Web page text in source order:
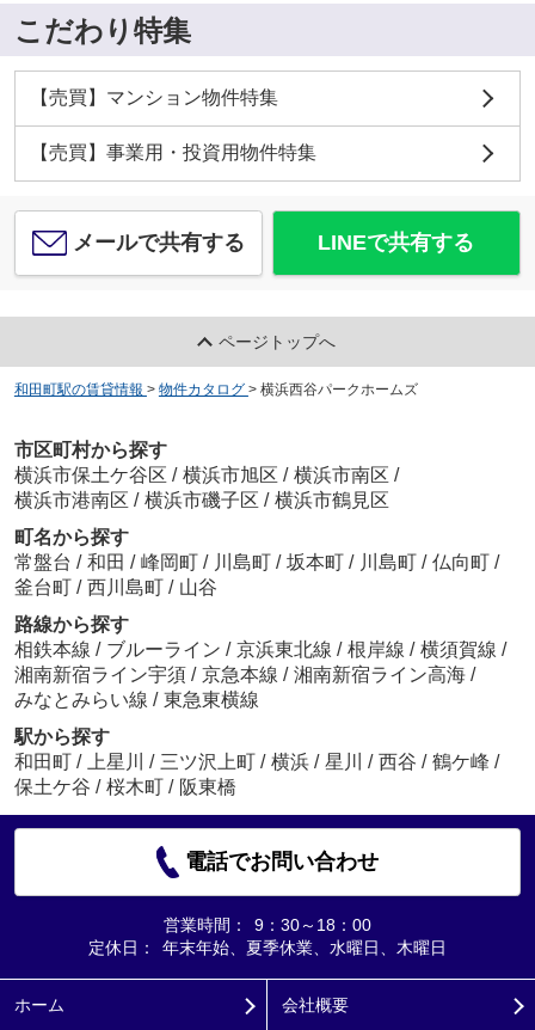
こだわり特集
【売買】マンション物件特集
【売買】事業用・投資用物件特集
メールで共有する LINEで共有する
ページトップへ
和田町駅の賃貸情報 > 物件カタログ > 横浜西谷パークホームズ
市区町村から探す
横浜市保土ケ谷区 / 横浜市旭区 / 横浜市南区 /
横浜市港南区 / 横浜市磯子区 / 横浜市鶴見区
町名から探す
常盤台 / 和田 / 峰岡町 / 川島町 / 坂本町 / 川島町 / 仏向町 /
釜台町 / 西川島町 / 山谷
路線から探す
相鉄本線 / ブルーライン / 京浜東北線 / 根岸線 / 横須賀線 /
湘南新宿ライン宇須 / 京急本線 / 湘南新宿ライン高海 /
みなとみらい線 / 東急東横線
駅から探す
和田町 / 上星川 / 三ツ沢上町 / 横浜 / 星川 / 西谷 / 鶴ケ峰 /
保土ケ谷 / 桜木町 / 阪東橋
電話でお問い合わせ
営業時間：
9：30～18：00
定休日：
年末年始、夏季休業、水曜日、木曜日
ホーム 会社概要